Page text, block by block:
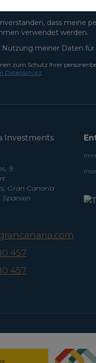
dass meine
verwendet werden.
meiner Daten für
zum Schutz Ihrer
Datenschutz
Investments
9
Gran Canaria
Spanien
457
457